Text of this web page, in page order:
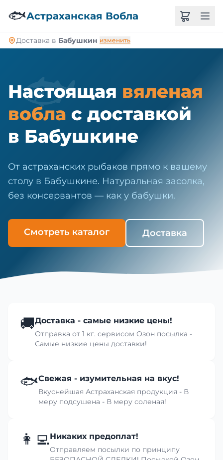
🐟Астраханская Вобла
Доставка в Бабушкин изменить
🐟
Настоящая вяленая
вобла с доставкой
в Бабушкине
От астраханских рыбаков прямо к вашему
столу в Бабушкине. Натуральная засолка,
без консервантов — как у бабушки.
Смотреть каталог Доставка
🚚Доставка - самые низкие цены!
Отправка от 1 кг. сервисом Озон посылка -
Самые низкие цены доставки!
🐟Свежая - изумительная на вкус!
Вкуснейшая Астраханская продукция - В
меру подсушена - В меру соленая!
👩‍💻Никаких предоплат!
Отправляем посылки по принципу